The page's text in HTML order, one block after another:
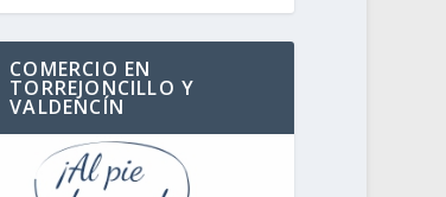
COMERCIO EN
TORREJONCILLO Y
VALDENCÍN